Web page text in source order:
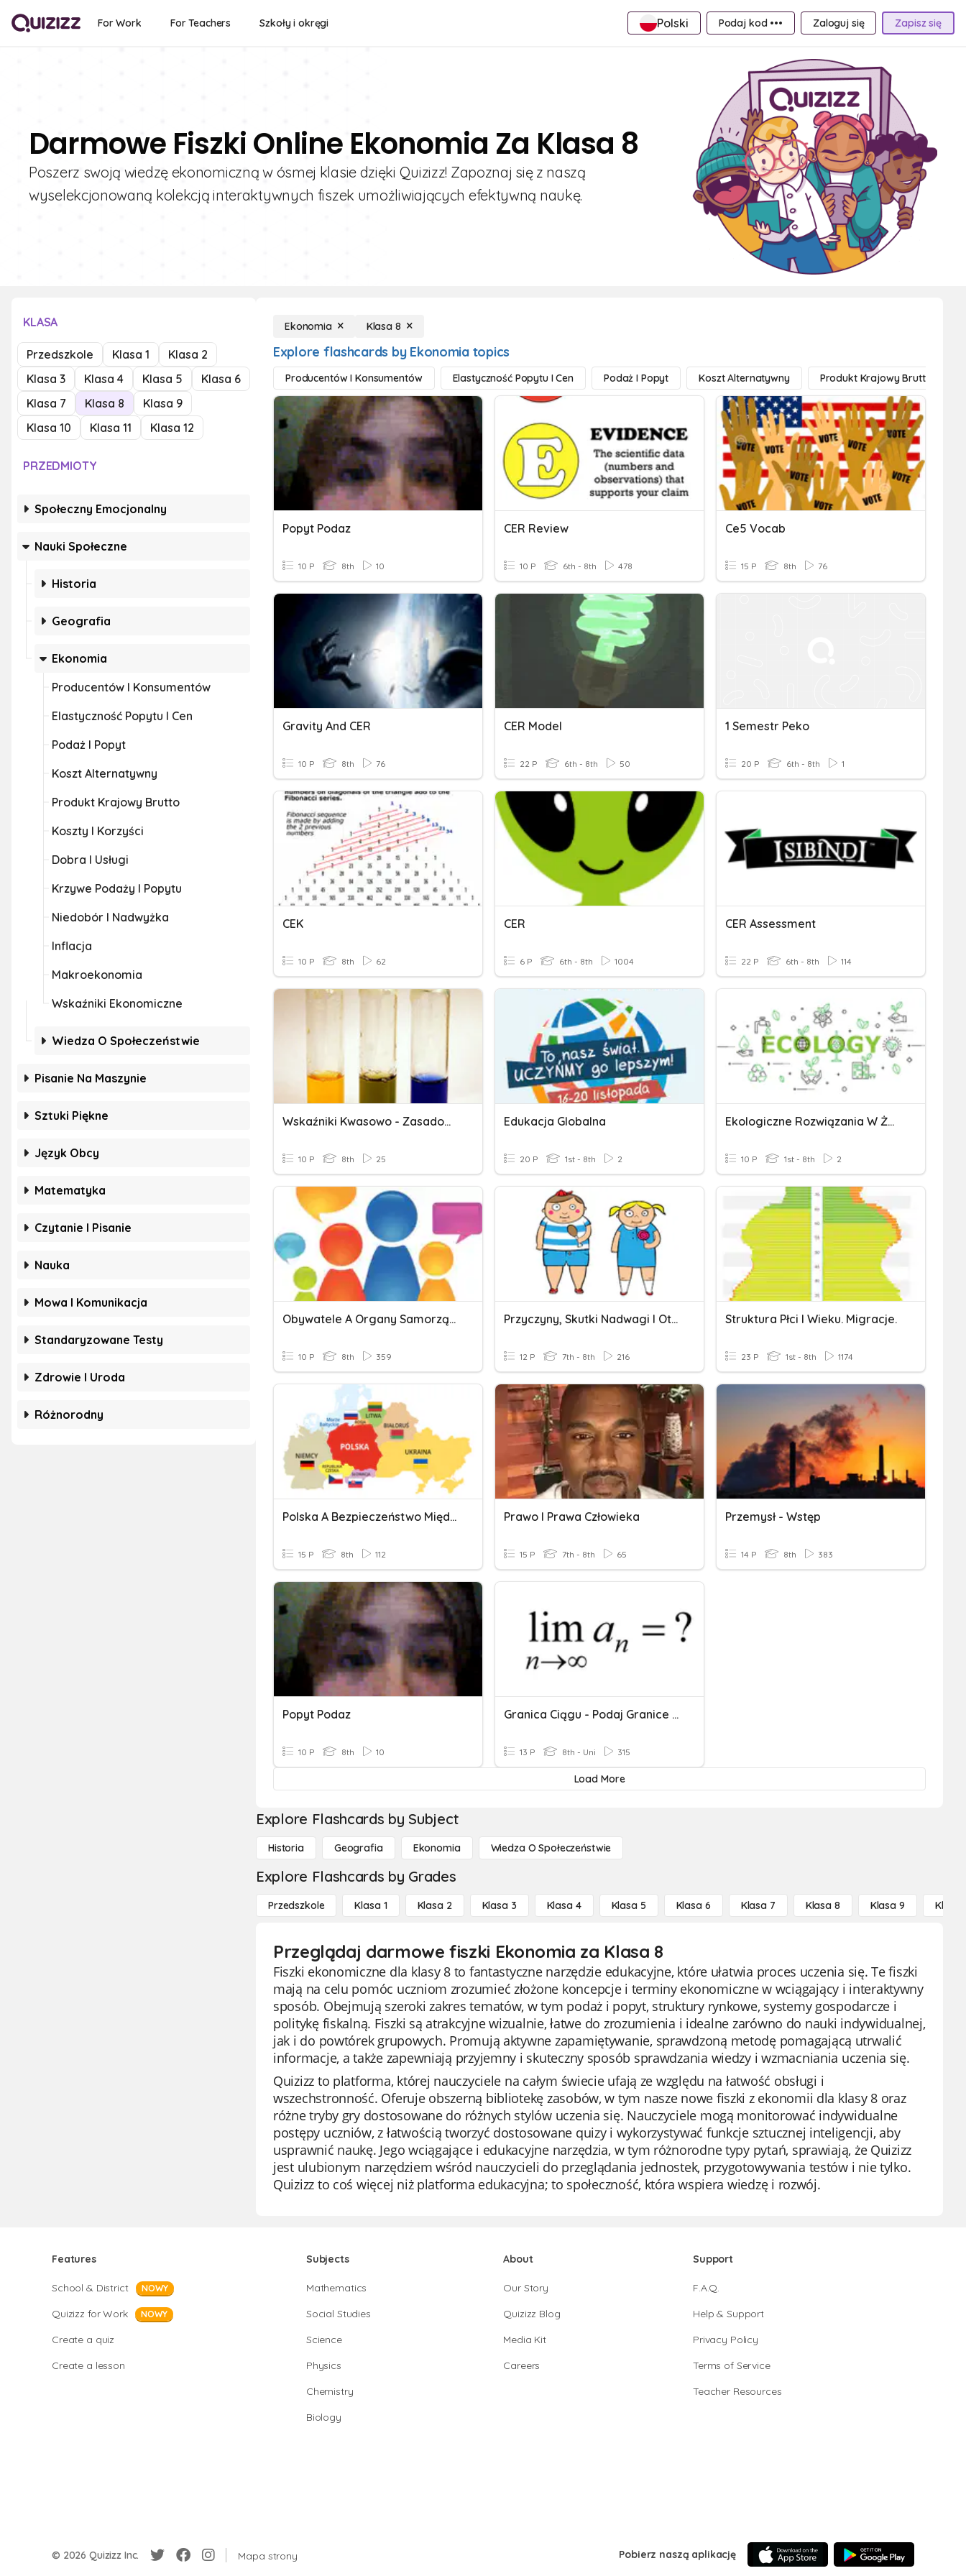
For Work For Teachers Szkoły i okręgi Polski Podaj kod ••• Zaloguj się Zapisz się
Darmowe Fiszki Online Ekonomia Za Klasa 8
Poszerz swoją wiedzę ekonomiczną w ósmej klasie dzięki Quizizz! Zapoznaj się z naszą
wyselekcjonowaną kolekcją interaktywnych fiszek umożliwiających efektywną naukę.
KLASA
Przedszkole Klasa 1
Klasa 2
Klasa 3
Klasa 4 Klasa 5
Klasa 6
Klasa 7
Klasa 8
Klasa 9
Klasa 10
Klasa 11 Klasa 12
PRZEDMIOTY
Społeczny Emocjonalny
Nauki Społeczne
Historia
Geografia
Ekonomia
Producentów I Konsumentów
Elastyczność Popytu I Cen
Podaż I Popyt
Koszt Alternatywny
Produkt Krajowy Brutto
Koszty I Korzyści
Dobra I Usługi
Krzywe Podaży I Popytu
Niedobór I Nadwyżka
Inflacja
Makroekonomia
Wskaźniki Ekonomiczne
Wiedza O Społeczeństwie
Pisanie Na Maszynie
Sztuki Piękne
Język Obcy
Matematyka
Czytanie I Pisanie
Nauka
Mowa I Komunikacja
Standaryzowane Testy
Zdrowie I Uroda
Różnorodny
Ekonomia Klasa 8
Explore flashcards by Ekonomia topics
Producentów I Konsumentów Elastyczność Popytu I Cen Podaż I Popyt Koszt Alternatywny Produkt Krajowy Brutto
Popyt Podaz
10 P 8th 10
CER Review
10 P 6th - 8th 478
Ce5 Vocab
15 P 8th 76
Gravity And CER
10 P 8th 76
CER Model
22 P 6th - 8th 50
1 Semestr Peko
20 P 6th - 8th 1
CEK
10 P 8th 62
CER
6 P 6th - 8th 1004
CER Assessment
22 P 6th - 8th 114
Wskaźniki Kwasowo - Zasadowe
10 P 8th 25
Edukacja Globalna
20 P 1st - 8th 2
Ekologiczne Rozwiązania W Życiu Codziennym
10 P 1st - 8th 2
Obywatele A Organy Samorządu
10 P 8th 359
Przyczyny, Skutki Nadwagi I Otyłości U Nastolatków.
12 P 7th - 8th 216
Struktura Płci I Wieku. Migracje.
23 P 1st - 8th 1174
Polska A Bezpieczeństwo Międzynarodowe
15 P 8th 112
Prawo I Prawa Człowieka
15 P 7th - 8th 65
Przemysł - Wstęp
14 P 8th 383
Popyt Podaz
10 P 8th 10
Granica Ciągu - Podaj Granice Ciągów
13 P 8th - Uni 315
Load More
Explore Flashcards by Subject
Historia Geografia Ekonomia Wiedza O Społeczeństwie
Explore Flashcards by Grades
Przedszkole Klasa 1 Klasa 2 Klasa 3 Klasa 4 Klasa 5 Klasa 6 Klasa 7 Klasa 8 Klasa 9 Klasa
Przeglądaj darmowe fiszki Ekonomia za Klasa 8
Fiszki ekonomiczne dla klasy 8 to fantastyczne narzędzie edukacyjne, które ułatwia proces uczenia się. Te fiszki
mają na celu pomóc uczniom zrozumieć złożone koncepcje i terminy ekonomiczne w wciągający i interaktywny
sposób. Obejmują szeroki zakres tematów, w tym podaż i popyt, struktury rynkowe, systemy gospodarcze i
politykę fiskalną. Fiszki są atrakcyjne wizualnie, łatwe do zrozumienia i idealne zarówno do nauki indywidualnej,
jak i do powtórek grupowych. Promują aktywne zapamiętywanie, sprawdzoną metodę pomagającą utrwalić
informacje, a także zapewniają przyjemny i skuteczny sposób sprawdzania wiedzy i wzmacniania uczenia się.
Quizizz to platforma, której nauczyciele na całym świecie ufają ze względu na łatwość obsługi i
wszechstronność. Oferuje obszerną bibliotekę zasobów, w tym nasze nowe fiszki z ekonomii dla klasy 8 oraz
różne tryby gry dostosowane do różnych stylów uczenia się. Nauczyciele mogą monitorować indywidualne
postępy uczniów, z łatwością tworzyć dostosowane quizy i wykorzystywać funkcje sztucznej inteligencji, aby
usprawnić naukę. Jego wciągające i edukacyjne narzędzia, w tym różnorodne typy pytań, sprawiają, że Quizizz
jest ulubionym narzędziem wśród nauczycieli do przeglądania jednostek, przygotowywania testów i nie tylko.
Quizizz to coś więcej niż platforma edukacyjna; to społeczność, która wspiera wiedzę i rozwój.
Features
School & District NOWY
Quizizz for Work NOWY
Create a quiz
Create a lesson
Subjects
Mathematics
Social Studies
Science
Physics
Chemistry
Biology
About
Our Story
Quizizz Blog
Media Kit
Careers
Support
F.A.Q.
Help & Support
Privacy Policy
Terms of Service
Teacher Resources
© 2026 Quizizz Inc. Mapa strony Pobierz naszą aplikację